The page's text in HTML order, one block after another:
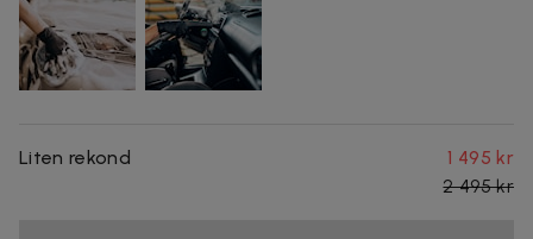
Liten rekond
1 495 kr
2 495 kr